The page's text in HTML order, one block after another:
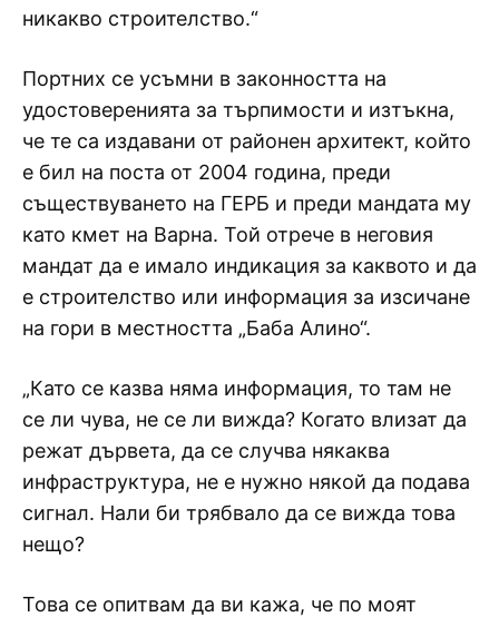
никакво строителство.“
Портних се усъмни в законността на
удостоверенията за търпимости и изтъкна,
че те са издавани от районен архитект, който
е бил на поста от 2004 година, преди
съществуването на ГЕРБ и преди мандата му
като кмет на Варна. Той отрече в неговия
мандат да е имало индикация за каквото и да
е строителство или информация за изсичане
на гори в местността „Баба Алино“.
„Като се казва няма информация, то там не
се ли чува, не се ли вижда? Когато влизат да
режат дървета, да се случва някаква
инфраструктура, не е нужно някой да подава
сигнал. Нали би трябвало да се вижда това
нещо?
Това се опитвам да ви кажа, че по моят